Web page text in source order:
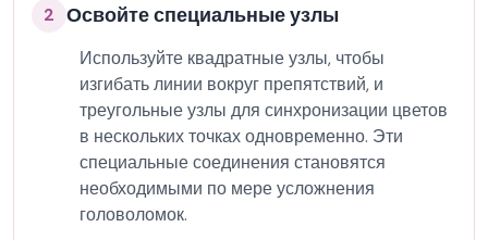
2 Освойте специальные узлы
Используйте квадратные узлы, чтобы
изгибать линии вокруг препятствий, и
треугольные узлы для синхронизации цветов
в нескольких точках одновременно. Эти
специальные соединения становятся
необходимыми по мере усложнения
головоломок.